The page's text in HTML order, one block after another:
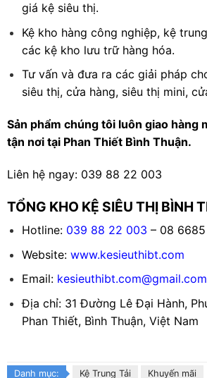
giá kệ siêu thị.
Kệ kho hàng công nghiệp, kệ
các kệ kho lưu trữ hàng hóa.
Tư vấn và đưa ra các giải pháp
siêu thị, cửa hàng, siêu thị mini,
Sản phẩm chúng tôi luôn giao hàng
tận nơi tại Phan Thiết Bình Thuận.
Liên hệ ngay: 039 88 22 003
TỔNG KHO KỆ SIÊU THỊ BÌNH
Hotline: 039 88 22 003 – 08
Website: www.kesieuthibt.com
Email: kesieuthibt.com@gmail.com
Địa chỉ: 31 Đường Lê Đại Hành,
Phan Thiết, Bình Thuận, Việt Nam
Danh mục: Kệ Trung Tải Khuyến mãi